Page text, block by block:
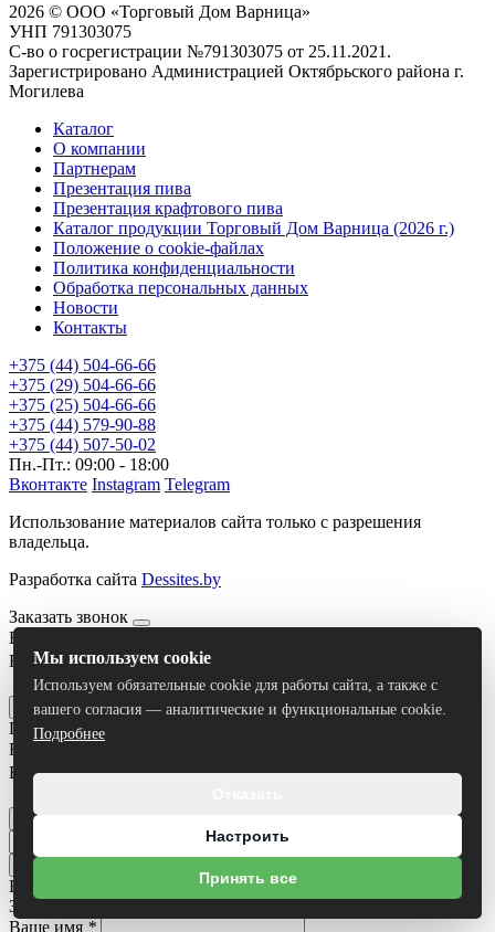
2026 © ООО «Торговый Дом Варница»
УНП 791303075
С-во о госрегистрации №791303075 от 25.11.2021.
Зарегистрировано Администрацией Октябрьского района г.
Могилева
Каталог
О компании
Партнерам
Презентация пива
Презентация крафтового пива
Каталог продукции Торговый Дом Варница (2026 г.)
Положение о cookie-файлах
Политика конфиденциальности
Обработка персональных данных
Новости
Контакты
+375 (44) 504-66-66
+375 (29) 504-66-66
+375 (25) 504-66-66
+375 (44) 579-90-88
+375 (44) 507-50-02
Пн.-Пт.: 09:00 - 18:00
Вконтакте Instagram Telegram
Использование материалов сайта только с разрешения
владельца.
Разработка сайта Dessites.by
Заказать звонок
Ваше имя
Ваш номер телефона*
Я согласен наобработку персональных данных
Отправить
Получить консультацию
Ваше имя
Ваш номер телефона*
Отправить
Все результаты
Задать вопрос
Ваше имя *
Мы используем cookie
Используем обязательные cookie для работы сайта, а также с
вашего согласия — аналитические и функциональные cookie.
Подробнее
Настроить
Принять все